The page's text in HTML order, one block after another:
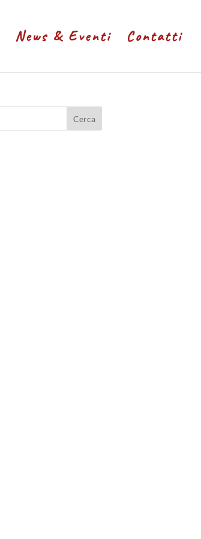
News & Eventi Contatti